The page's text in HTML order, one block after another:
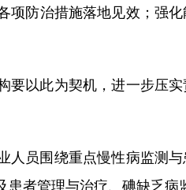
项防治措施落地见效；强
以此为契机，进一步压
员围绕重点慢性病监测
者管理与治疗、碘缺乏病